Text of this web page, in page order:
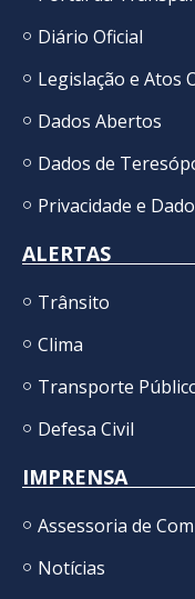
Diário Oficial
Legislação e Atos
Dados Abertos
Dados de
Privacidade e
ALERTAS
Trânsito
Clima
Transporte
Defesa Civil
IMPRENSA
Assessoria de
Notícias